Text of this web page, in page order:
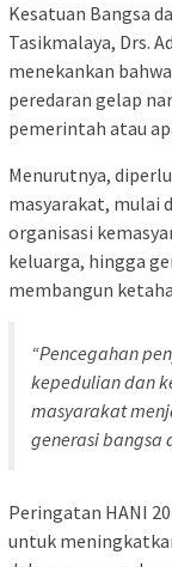
Kesatuan Bangsa
Tasikmalaya, Drs.
menekankan
peredaran gelap
pemerintah atau
Menurutnya,
masyarakat, mulai
organisasi
keluarga, hingga
membangun
“Pencegahan
kepedulian dan
masyarakat
generasi bangsa
Peringatan HANI
untuk